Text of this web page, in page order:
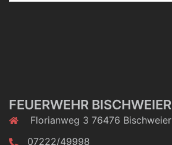
FEUERWEHR BISCHWEIER
Florianweg 3 76476 Bischweier
07222/49998